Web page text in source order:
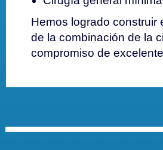
Hemos logrado construir
de la combinación de la
compromiso de